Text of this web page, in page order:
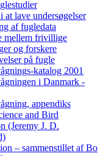
at lave undersøgelser
af fugledata
mellem frivillige
og forskere
på fugle
katalog 2001
i Danmark -
appendiks
and Bird
(Jeremy J. D.
– sammenstillet af Bo